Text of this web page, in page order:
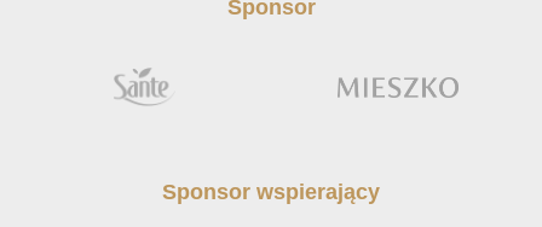
Sponsor
Sponsor wspierający